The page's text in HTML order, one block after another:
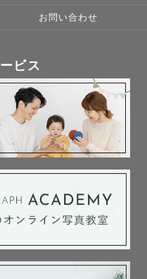
うに首を長くしてお待ち
など)、神奈川県と埼玉
お問い合わせ
ビス